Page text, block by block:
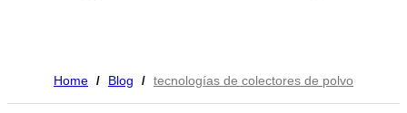
Home / Blog / tecnologías de colectores de polvo